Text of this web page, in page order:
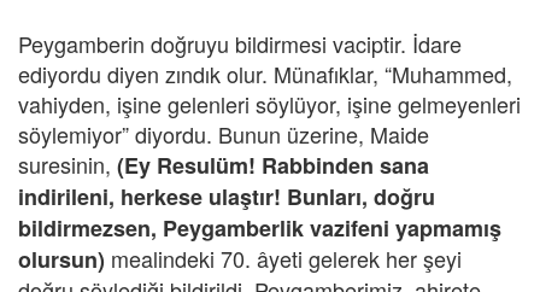
Peygamberin doğruyu bildirmesi vaciptir. İdare
ediyordu diyen zındık olur. Münafıklar, “Muhammed,
vahiyden, işine gelenleri söylüyor, işine gelmeyenleri
söylemiyor” diyordu. Bunun üzerine, Maide
suresinin, (Ey Resulüm! Rabbinden sana
indirileni, herkese ulaştır! Bunları, doğru
bildirmezsen, Peygamberlik vazifeni yapmamış
olursun) mealindeki 70. âyeti gelerek her şeyi